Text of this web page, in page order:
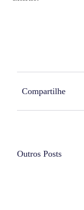
Compartilhe
Outros Posts